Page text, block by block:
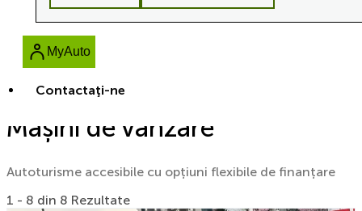
Contactaţi-ne
MyAuto
Mașini de vânzare
Autoturisme accesibile cu opțiuni flexibile de finanțare
1 - 8 din 8 Rezultate